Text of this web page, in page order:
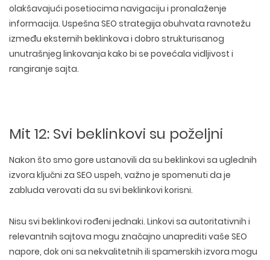
olakšavajući posetiocima navigaciju i pronalaženje
informacija. Uspešna SEO strategija obuhvata ravnotežu
između eksternih beklinkova i dobro strukturisanog
unutrašnjeg linkovanja kako bi se povećala vidljivost i
rangiranje sajta.
Mit 12: Svi beklinkovi su poželjni
Nakon što smo gore ustanovili da su beklinkovi sa uglednih
izvora ključni za SEO uspeh, važno je spomenuti da je
zabluda verovati da su svi beklinkovi korisni.
Nisu svi beklinkovi rođeni jednaki. Linkovi sa autoritativnih i
relevantnih sajtova mogu značajno unaprediti vaše SEO
napore, dok oni sa nekvalitetnih ili spamerskih izvora mogu